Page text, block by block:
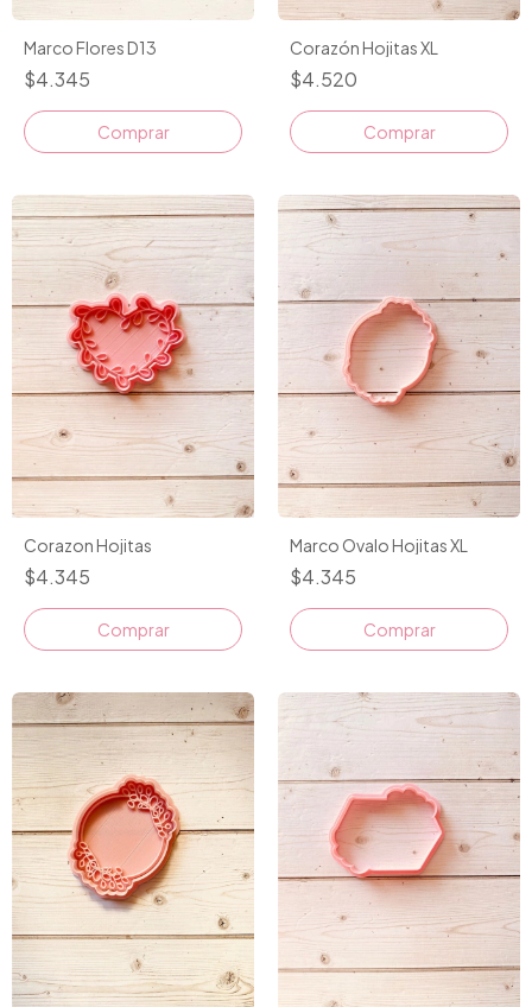
Marco Flores D13
$4.345
Comprar
Corazón Hojitas XL
$4.520
Comprar
Corazon Hojitas
$4.345
Comprar
Marco Ovalo Hojitas XL
$4.345
Comprar